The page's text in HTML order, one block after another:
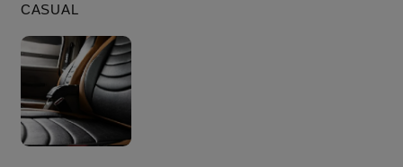
CASUAL